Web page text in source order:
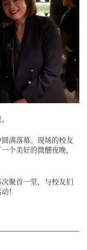
满落幕。现场的校友
个美好的微醺夜晚，
聚首一堂，与校友们
！